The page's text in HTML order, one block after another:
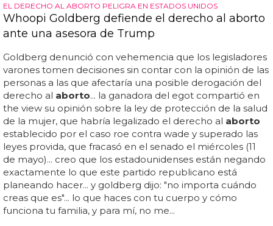
EL DERECHO AL ABORTO PELIGRA EN ESTADOS UNIDOS
Whoopi Goldberg defiende el derecho al aborto
ante una asesora de Trump
Goldberg denunció con vehemencia que los legisladores
varones tomen decisiones sin contar con la opinión de las
personas a las que afectaría una posible derogación del
derecho al aborto... la ganadora del egot compartió en
the view su opinión sobre la ley de protección de la salud
de la mujer, que habría legalizado el derecho al aborto
establecido por el caso roe contra wade y superado las
leyes provida, que fracasó en el senado el miércoles (11
de mayo)... creo que los estadounidenses están negando
exactamente lo que este partido republicano está
planeando hacer... y goldberg dijo: "no importa cuándo
creas que es"... lo que haces con tu cuerpo y cómo
funciona tu familia, y para mí, no me...